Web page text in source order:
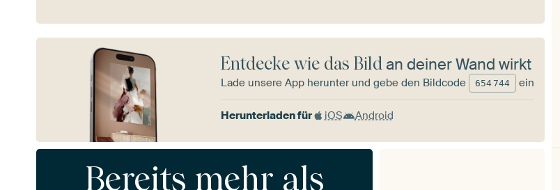
Entdecke wie das Bildan deiner Wand wirkt
Lade unsere App herunter und gebe den Bildcode 654744 ein
Herunterladen für iOS Android
Bereits mehr als